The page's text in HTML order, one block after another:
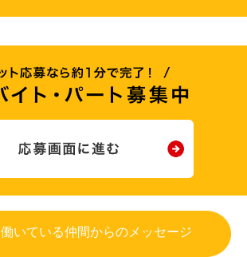
働いている仲間からのメッセージ